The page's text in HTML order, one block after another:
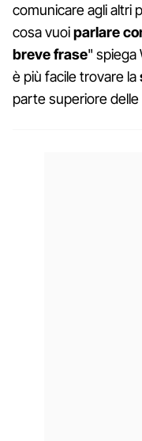
comunicare agli altri
cosa vuoiparlare
breve frase" spiega
è più facile trovare la
parte superiore delle